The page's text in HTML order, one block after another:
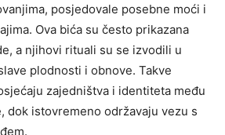
posjedovale posebne moći i
Ova bića su često prikazana
a njihovi rituali su se izvodili u
plodnosti i obnove. Takve
zajedništva i identiteta među
dok istovremeno održavaju vezu s